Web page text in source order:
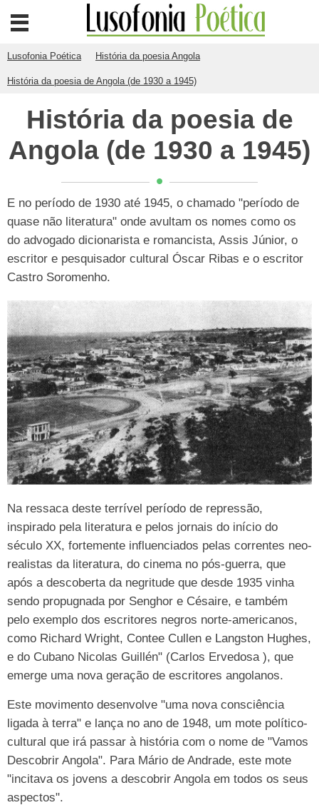
Lusofonia Poética História da poesia Angola
História da poesia de Angola (de 1930 a 1945)
História da poesia de
Angola (de 1930 a 1945)
E no período de 1930 até 1945, o chamado "período de
quase não literatura" onde avultam os nomes como os
do advogado dicionarista e romancista, Assis Júnior, o
escritor e pesquisador cultural Óscar Ribas e o escritor
Castro Soromenho.
Na ressaca deste terrível período de repressão,
inspirado pela literatura e pelos jornais do início do
século XX, fortemente influenciados pelas correntes neo-
realistas da literatura, do cinema no pós-guerra, que
após a descoberta da negritude que desde 1935 vinha
sendo propugnada por Senghor e Césaire, e também
pelo exemplo dos escritores negros norte-americanos,
como Richard Wright, Contee Cullen e Langston Hughes,
e do Cubano Nicolas Guillén" (Carlos Ervedosa ), que
emerge uma nova geração de escritores angolanos.
Este movimento desenvolve "uma nova consciência
ligada à terra" e lança no ano de 1948, um mote político-
cultural que irá passar à história com o nome de "Vamos
Descobrir Angola". Para Mário de Andrade, este mote
"incitava os jovens a descobrir Angola em todos os seus
aspectos".